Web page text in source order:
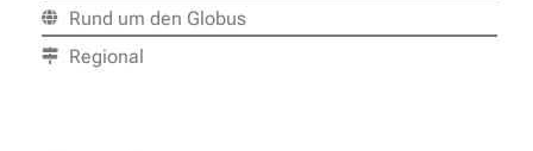
Rund um den Globus
Regional